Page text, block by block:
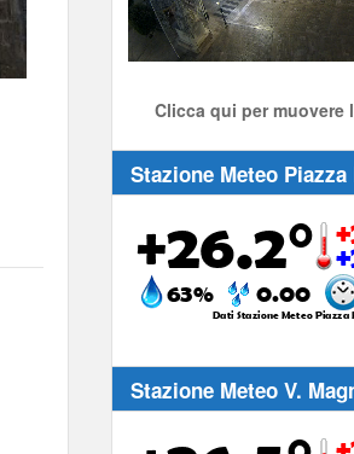
UnmuteStream
Clicca qui per muovere
Stazione Meteo Piazza
Stazione Meteo V.